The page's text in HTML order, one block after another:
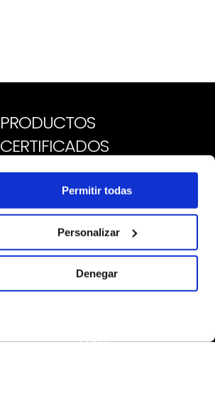
Permitir todas
Personalizar
Denegar
PRODUCTOS
CERTIFICADOS
DALI